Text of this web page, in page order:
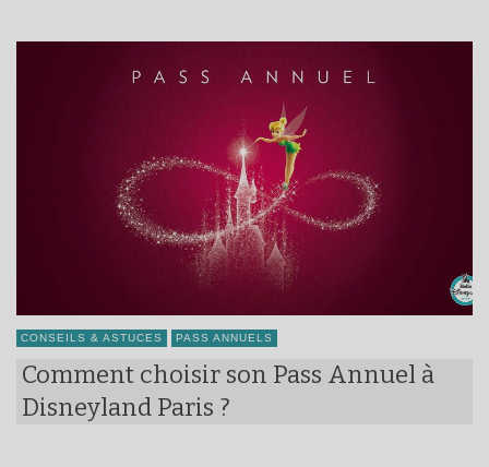
CONSEILS & ASTUCES PASS ANNUELS
Comment choisir son Pass Annuel à
Disneyland Paris ?